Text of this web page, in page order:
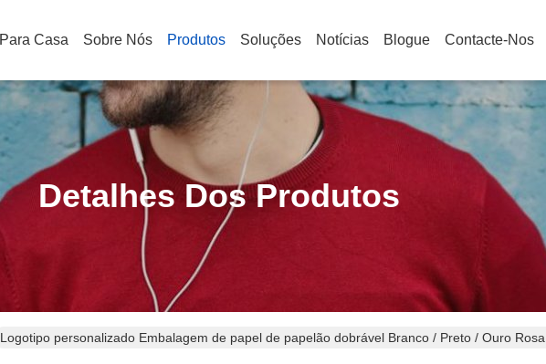
Para Casa Sobre Nós Produtos Soluções Notícias Blogue Contacte-Nos
Detalhes Dos Produtos
Logotipo personalizado Embalagem de papel de papelão dobrável Branco / Preto / Ouro